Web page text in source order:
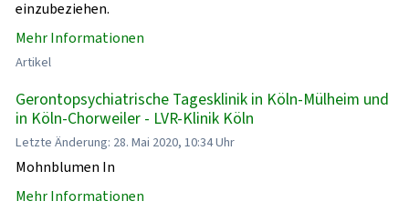
einzubeziehen.
Mehr Informationen
Artikel
Gerontopsychiatrische Tagesklinik in Köln-Mülheim und
in Köln-Chorweiler - LVR-Klinik Köln
Letzte Änderung: 28. Mai 2020, 10:34 Uhr
Mohnblumen In
Mehr Informationen